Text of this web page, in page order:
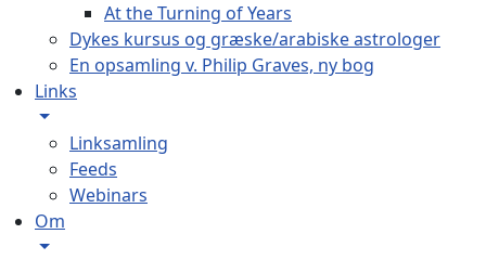
At the Turning of Years
Dykes kursus og græske/arabiske astrologer
En opsamling v. Philip Graves, ny bog
Links
Linksamling
Feeds
Webinars
Om